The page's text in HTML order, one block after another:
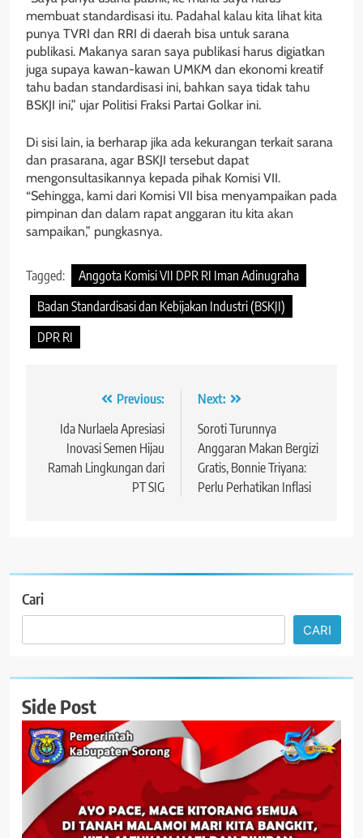
membuat standardisasi itu. Padahal kalau kita lihat kita
punya TVRI dan RRI di daerah bisa untuk sarana
publikasi. Makanya saran saya publikasi harus digiatkan
juga supaya kawan-kawan UMKM dan ekonomi kreatif
tahu badan standardisasi ini, bahkan saya tidak tahu
BSKJI ini,” ujar Politisi Fraksi Partai Golkar ini.
Di sisi lain, ia berharap jika ada kekurangan terkait sarana
dan prasarana, agar BSKJI tersebut dapat
mengonsultasikannya kepada pihak Komisi VII.
“Sehingga, kami dari Komisi VII bisa menyampaikan pada
pimpinan dan dalam rapat anggaran itu kita akan
sampaikan,” pungkasnya.
Tagged:
Anggota Komisi VII DPR RI Iman Adinugraha
Badan Standardisasi dan Kebijakan Industri (BSKJI)
DPR RI
Navigasi
pos
Previous:
Ida Nurlaela Apresiasi
Inovasi Semen Hijau
Ramah Lingkungan dari
PT SIG
Next:
Soroti Turunnya
Anggaran Makan Bergizi
Gratis, Bonnie Triyana:
Perlu Perhatikan Inflasi
Cari
CARI
Side Post